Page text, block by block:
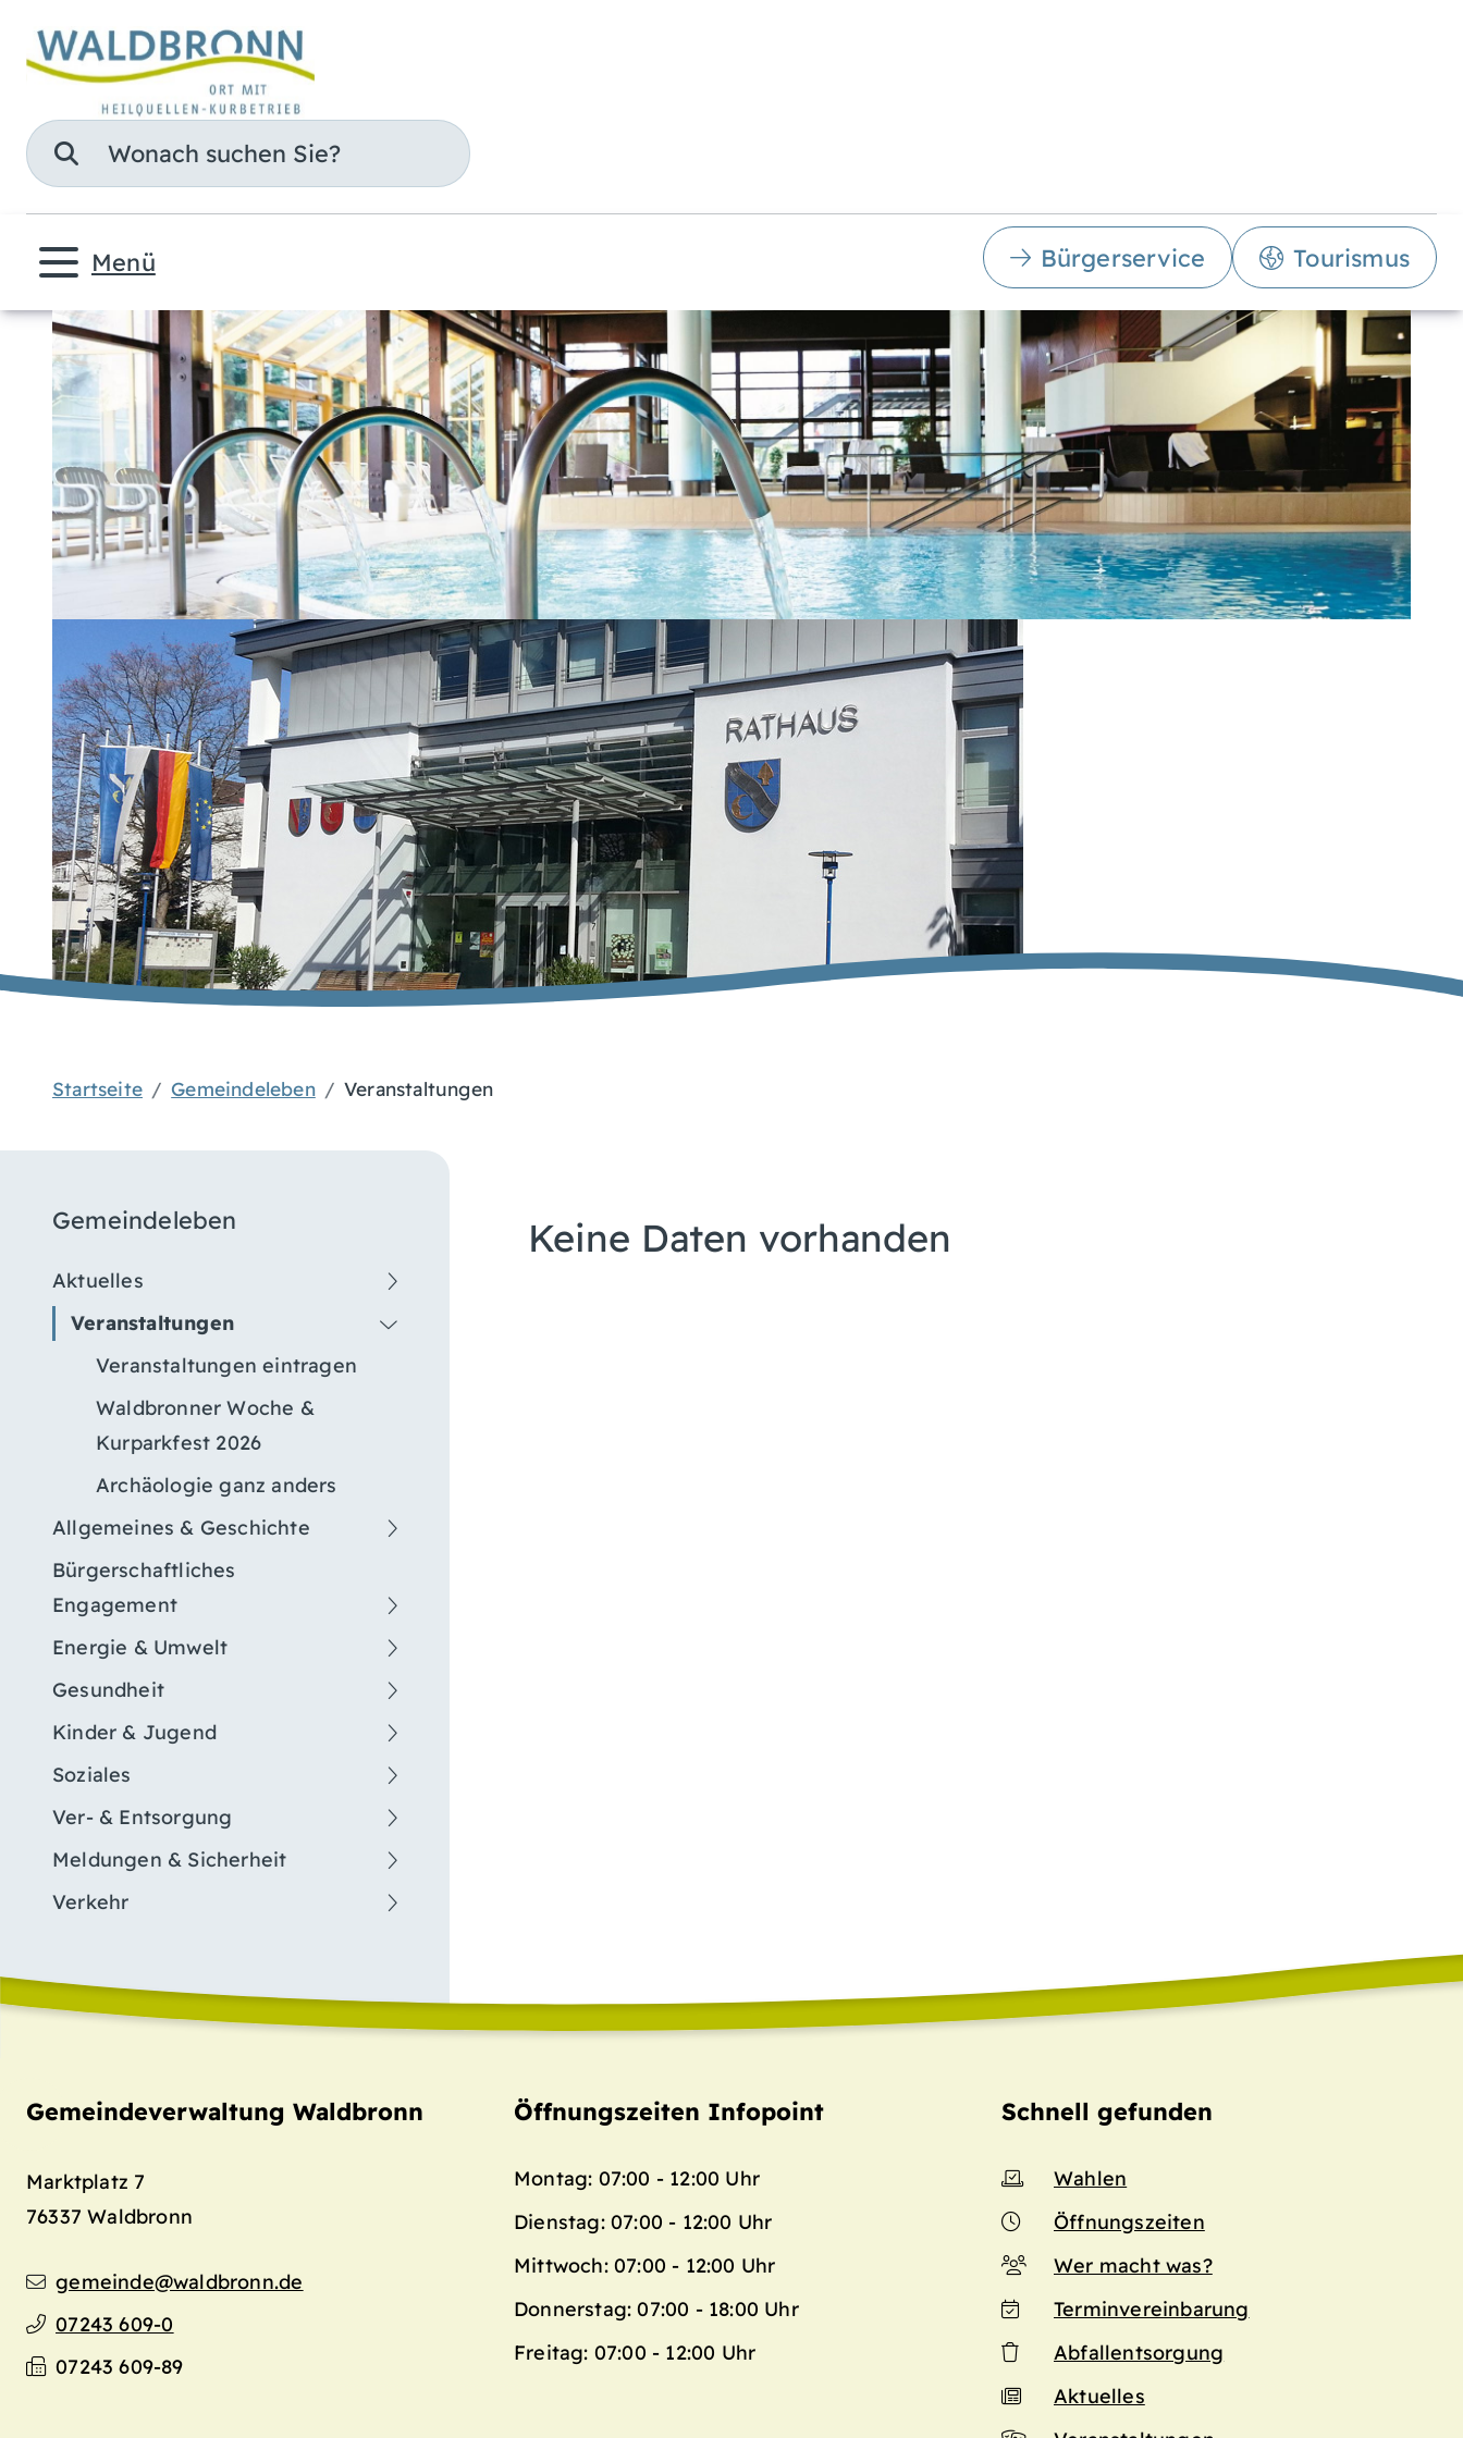
Suche
Menü Bürgerservice Tourismus
Startseite Gemeindeleben Veranstaltungen
Gemeindeleben
Aktuelles
Veranstaltungen
Veranstaltungen eintragen
Waldbronner Woche &
Kurparkfest 2026
Archäologie ganz anders
Allgemeines & Geschichte
Bürgerschaftliches
Engagement
Energie & Umwelt
Gesundheit
Kinder & Jugend
Soziales
Ver- & Entsorgung
Meldungen & Sicherheit
Verkehr
Keine Daten vorhanden
Gemeindeverwaltung Waldbronn
Marktplatz 7
76337 Waldbronn
gemeinde@waldbronn.de
07243 609-0
07243 609-89
Öffnungszeiten Infopoint
Montag: 07:00 - 12:00 Uhr
Dienstag: 07:00 - 12:00 Uhr
Mittwoch: 07:00 - 12:00 Uhr
Donnerstag: 07:00 - 18:00 Uhr
Freitag: 07:00 - 12:00 Uhr
Schnell gefunden
Wahlen
Öffnungszeiten
Wer macht was?
Terminvereinbarung
Abfallentsorgung
Aktuelles